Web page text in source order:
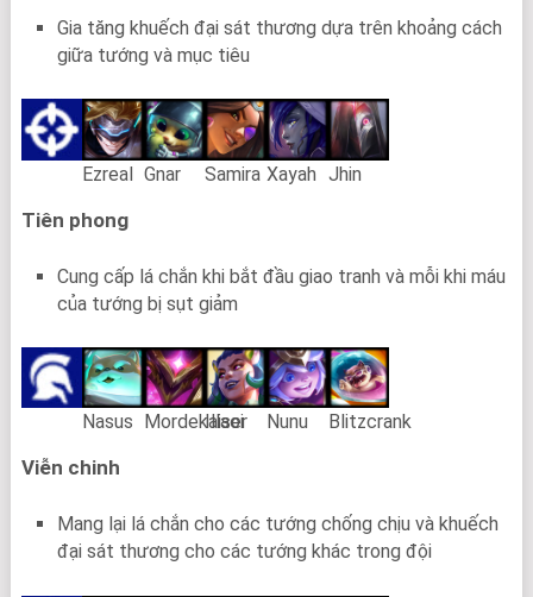
Gia tăng khuếch đại sát thương dựa trên khoảng cách
giữa tướng và mục tiêu
Ezreal Gnar Samira Xayah Jhin
Tiên phong
Cung cấp lá chắn khi bắt đầu giao tranh và mỗi khi máu
của tướng bị sụt giảm
Nasus Mordekaiser
Illaoi Nunu Blitzcrank
Viễn chinh
Mang lại lá chắn cho các tướng chống chịu và khuếch
đại sát thương cho các tướng khác trong đội